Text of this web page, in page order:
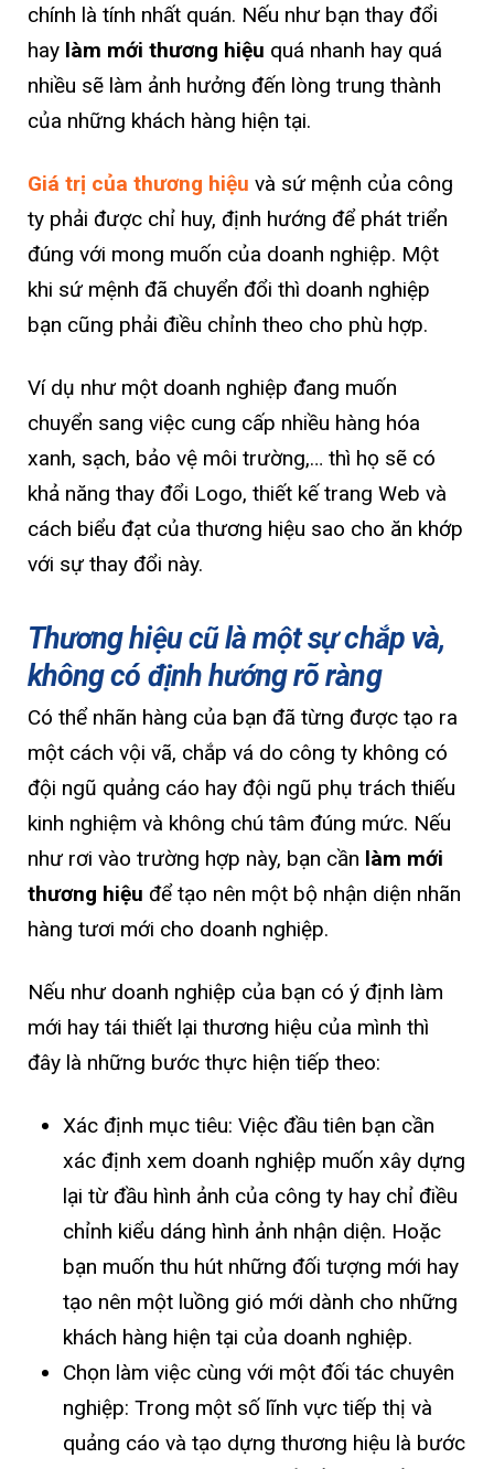
chính là tính nhất quán. Nếu như bạn thay đổi
hay làm mới thương hiệu quá nhanh hay quá
nhiều sẽ làm ảnh hưởng đến lòng trung thành
của những khách hàng hiện tại.
Giá trị của thương hiệu và sứ mệnh của công
ty phải được chỉ huy, định hướng để phát triển
đúng với mong muốn của doanh nghiệp. Một
khi sứ mệnh đã chuyển đổi thì doanh nghiệp
bạn cũng phải điều chỉnh theo cho phù hợp.
Ví dụ như một doanh nghiệp đang muốn
chuyển sang việc cung cấp nhiều hàng hóa
xanh, sạch, bảo vệ môi trường,… thì họ sẽ có
khả năng thay đổi Logo, thiết kế trang Web và
cách biểu đạt của thương hiệu sao cho ăn khớp
với sự thay đổi này.
Thương hiệu cũ là một sự chắp và,
không có định hướng rõ ràng
Có thể nhãn hàng của bạn đã từng được tạo ra
một cách vội vã, chắp vá do công ty không có
đội ngũ quảng cáo hay đội ngũ phụ trách thiếu
kinh nghiệm và không chú tâm đúng mức. Nếu
như rơi vào trường hợp này, bạn cần làm mới
thương hiệu để tạo nên một bộ nhận diện nhãn
hàng tươi mới cho doanh nghiệp.
Nếu như doanh nghiệp của bạn có ý định làm
mới hay tái thiết lại thương hiệu của mình thì
đây là những bước thực hiện tiếp theo:
Xác định mục tiêu: Việc đầu tiên bạn cần
xác định xem doanh nghiệp muốn xây dựng
lại từ đầu hình ảnh của công ty hay chỉ điều
chỉnh kiểu dáng hình ảnh nhận diện. Hoặc
bạn muốn thu hút những đối tượng mới hay
tạo nên một luồng gió mới dành cho những
khách hàng hiện tại của doanh nghiệp.
Chọn làm việc cùng với một đối tác chuyên
nghiệp: Trong một số lĩnh vực tiếp thị và
quảng cáo và tạo dựng thương hiệu là bước